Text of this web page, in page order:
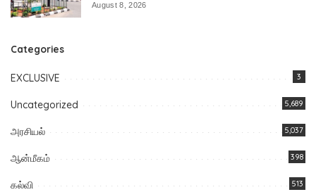
August 8, 2026
Categories
EXCLUSIVE 3
Uncategorized 5,689
அரசியல் 5,037
ஆன்மீகம் 398
கல்வி 513